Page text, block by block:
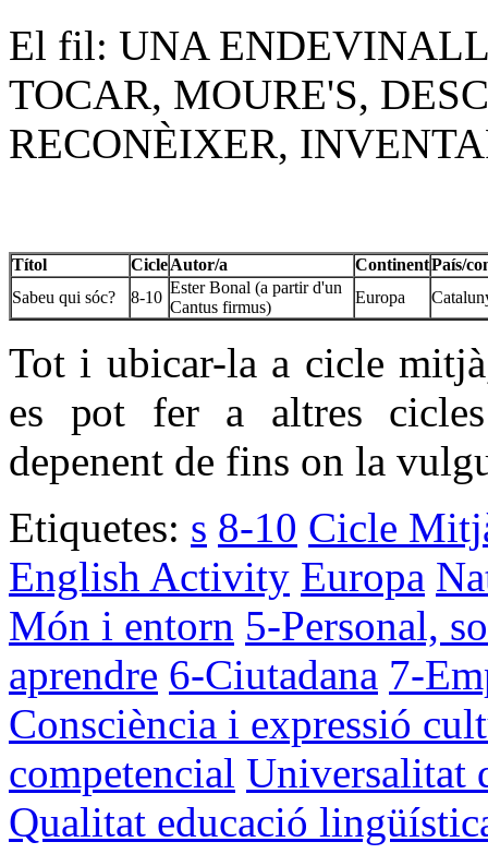
El fil: UNA
TOCAR, MOURE'S,
RECONÈIXER,
Títol CicleAutor/a ContinentPaís/
Sabeu qui sóc?
8-10
Ester Bonal (a partir d'un
Cantus firmus)
Europa
Tot i ubicar-la a cicle
es pot fer a altres
depenent de fins on la
Etiquetes: s 8-10 Cicle
English Activity Europa
Món i entorn 5-Personal,
aprendre 6-Ciutadana 7-
Consciència i expressió
competencial Universalitat
Qualitat educació